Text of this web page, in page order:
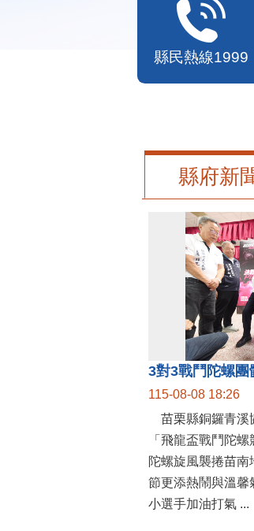
縣民熱線1999
縣府新
115-08-08 18:26
苗栗縣銅鑼青溪
「飛龍盃戰鬥陀
陀螺旋風襲捲苗
節更添熱鬧與溫馨
小選手加油打氣 ...